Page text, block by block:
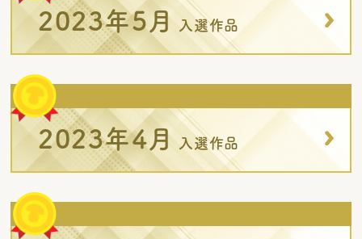
2023年5月 入選作品
2023年4月 入選作品